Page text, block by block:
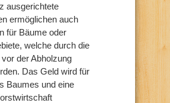
ausgerichtete
ermöglichen auch
für Bäume oder
welche durch die
der Abholzung
Das Geld wird für
Baumes und eine